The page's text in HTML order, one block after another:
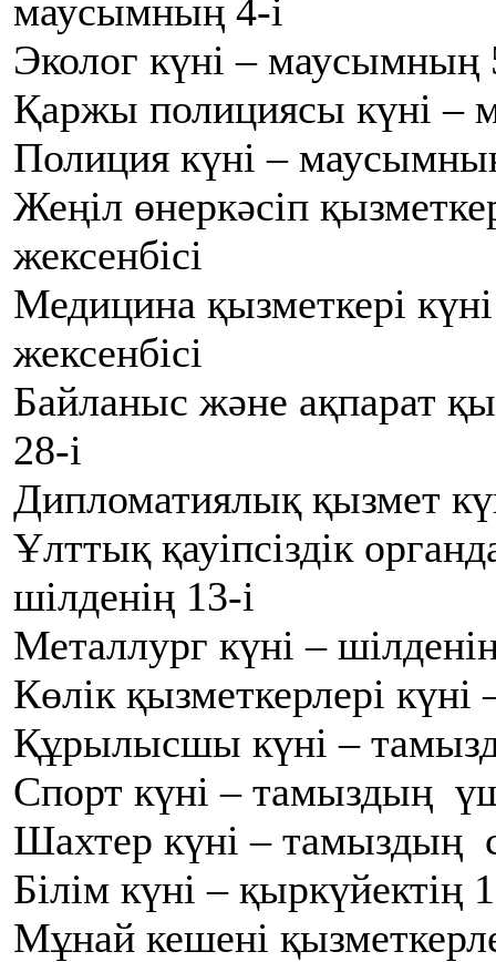
маусымның 4-і
Эколог күні – маусымның
Қаржы полициясы күні –
Полиция күні –
Жеңіл өнеркәсіп
жексенбісі
Медицина қызметкері
жексенбісі
Байланыс және ақпарат
28-і
Дипломатиялық қызмет
Ұлттық қауіпсіздік
шілденің 13-і
Металлург күні –
Көлік қызметкерлері
Құрылысшы күні –
Спорт күні – тамыздың
Шахтер күні – тамыздың
Білім күні – қыркүйектің
Мұнай кешені